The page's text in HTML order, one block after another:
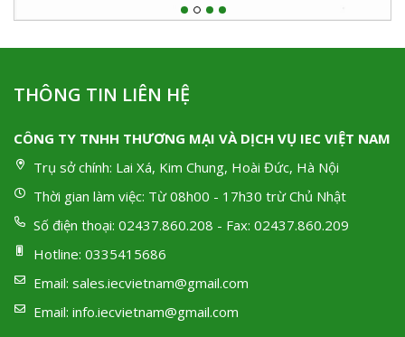
THÔNG TIN LIÊN HỆ
CÔNG TY TNHH THƯƠNG MẠI VÀ DỊCH VỤ IEC VIỆT NAM
Trụ sở chính: Lai Xá, Kim Chung, Hoài Đức, Hà Nội
Thời gian làm việc: Từ 08h00 - 17h30 trừ Chủ Nhật
Số điện thoại: 02437.860.208 - Fax: 02437.860.209
Hotline: 0335415686
Email: sales.iecvietnam@gmail.com
Email: info.iecvietnam@gmail.com